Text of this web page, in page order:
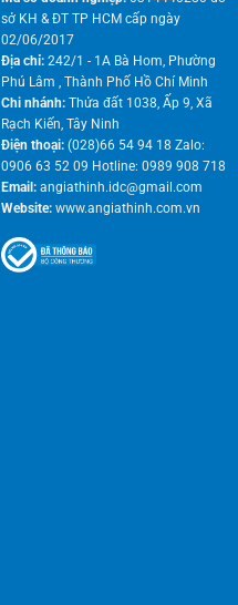
sở KH & ĐT TP HCM cấp ngày
02/06/2017
Địa chỉ:242/1 - 1A Bà Hom, Phường
Phú Lâm , Thành Phố Hồ Chí Minh
Chi nhánh: Thửa đất 1038, Ấp 9, Xã
Rạch Kiến, Tây Ninh
Điện thoại:(028)66 54 94 18 Zalo:
0906 63 52 09 Hotline: 0989 908 718
Email:angiathinh.idc@gmail.com
Website:www.angiathinh.com.vn